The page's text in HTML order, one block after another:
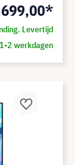
Levertijd
1-2 werkdagen